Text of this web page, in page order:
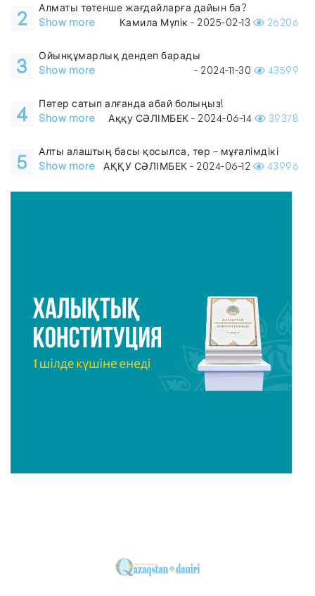
2
Алматы төтенше жағдайларға дайын ба?
Show more
Камила Мүлік - 2025-02-13 26206
3
Ойынқұмарлық дендеп барады
Show more
- 2024-11-30 43599
4
Пәтер сатып алғанда абай болыңыз!
Show more
Аққу СӘЛІМБЕК - 2024-06-14 39378
5
Алты алаштың басы қосылса, төр – мұғалімдікі
Show more
АҚҚУ СӘЛІМБЕК - 2024-06-12 43996